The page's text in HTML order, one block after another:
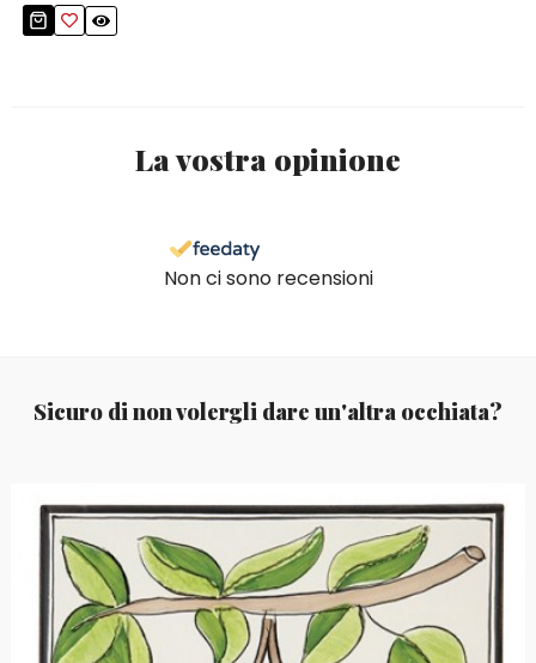
La vostra opinione
Non ci sono recensioni
Sicuro di non volergli dare un'altra occhiata?